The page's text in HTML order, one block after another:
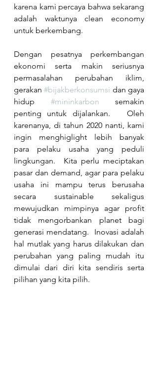
karena kami percaya bahwa sekarang
adalah waktunya clean economy
untuk berkembang.
Dengan pesatnya perkembangan
ekonomi serta makin seriusnya
permasalahan perubahan iklim,
gerakan #bijakberkonsumsi dan gaya
hidup #mininkarbon semakin
penting untuk dijalankan.   Oleh
karenanya, di tahun 2020 nanti, kami
ingin menghiglight lebih banyak
para pelaku usaha yang peduli
lingkungan.  Kita perlu meciptakan
pasar dan demand, agar para pelaku
usaha ini mampu terus berusaha
secara sustainable sekaligus
mewujudkan mimpinya agar profit
tidak mengorbankan planet bagi
generasi mendatang.  Inovasi adalah
hal mutlak yang harus dilakukan dan
perubahan yang paling mudah itu
dimulai dari diri kita sendiris serta
pilihan yang kita pilih.